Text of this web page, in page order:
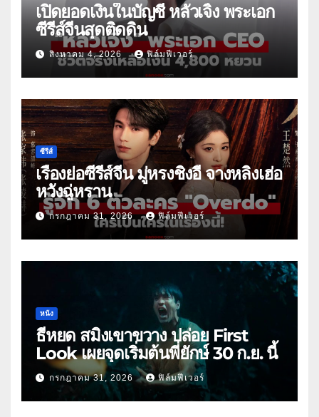
เปิดยอดเงินในบัญชี หลัวเจิ้ง พระเอก
ซีรีส์จีนสุดติดดิน
สิงหาคม 4, 2026 ฟิล์มฟีเวอร์
ซีรีส์
เรื่องย่อซีรีส์จีน มู่หรงชิงอี้ จางหลิงเฮ่อ
หวังฉู่หราน
กรกฎาคม 31, 2026 ฟิล์มฟีเวอร์
หนัง
ธี่หยด สมิงเขาขวาง ปล่อย First
Look เผยจุดเริ่มต้นพี่ยักษ์ 30 ก.ย. นี้
กรกฎาคม 31, 2026 ฟิล์มฟีเวอร์